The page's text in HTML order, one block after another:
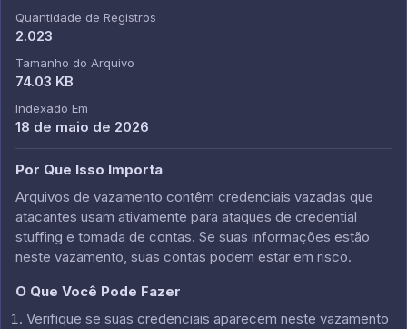
Quantidade de Registros
2.023
Tamanho do Arquivo
74.03 KB
Indexado Em
18 de maio de 2026
Por Que Isso Importa
Arquivos de vazamento contêm credenciais vazadas que
atacantes usam ativamente para ataques de credential
stuffing e tomada de contas. Se suas informações estão
neste vazamento, suas contas podem estar em risco.
O Que Você Pode Fazer
Verifique se suas credenciais aparecem neste vazamento